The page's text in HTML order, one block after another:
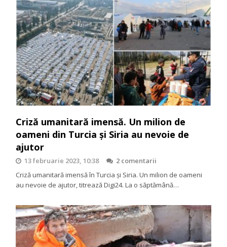
Criză umanitară imensă. Un milion de
oameni din Turcia și Siria au nevoie de
ajutor
13 februarie 2023, 10:38
2 comentarii
Criză umanitară imensă în Turcia și Siria. Un milion de oameni
au nevoie de ajutor, titrează Digi24. La o săptămână…